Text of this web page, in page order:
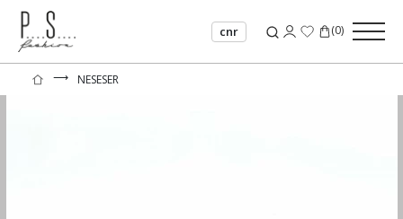
cnr (0)
⟶ NESESER